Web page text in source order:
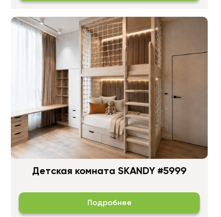
Детская комната SKANDY #5999
Подробнее